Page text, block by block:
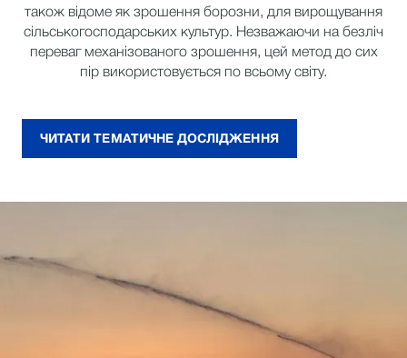
також відоме як зрошення борозни, для вирощування
сільськогосподарських культур. Незважаючи на безліч
переваг механізованого зрошення, цей метод до сих
пір використовується по всьому світу.
ЧИТАТИ ТЕМАТИЧНЕ ДОСЛІДЖЕННЯ